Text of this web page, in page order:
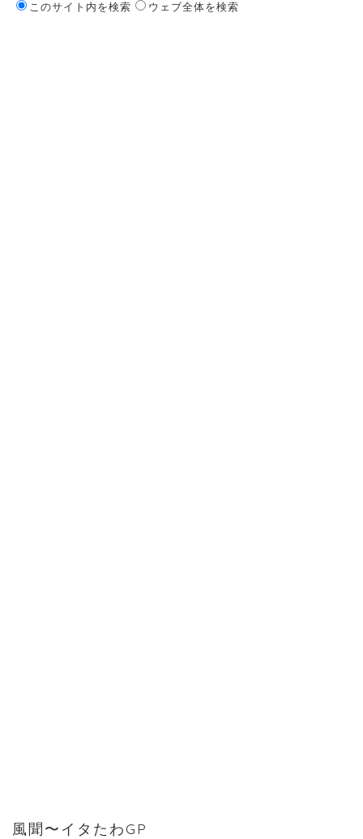
このサイト内を検索 ウェブ全体を検索
風聞〜イタたわGP